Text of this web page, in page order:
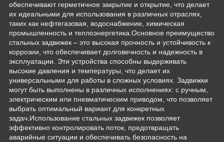
обеспечивают герметичное закрытие и открытие, что делает
их идеальными для использования в различных отраслях,
таких как нефтегазовая, водоснабжение, химическая
промышленность и теплоэнергетика.Основное преимущество
стальных задвижек – это высокая прочность и устойчивость к
коррозии, что обеспечивает долговечность и надежность в
эксплуатации. Эти устройства способны выдерживать
высокие давления и температуры, что делает их
универсальными для работы в сложных условиях. Задвижки
могут быть выполнены в различных исполнениях: с ручным,
электрическим или пневматическим приводом, что позволяет
выбрать оптимальный вариант для конкретных
задач.Использование стальных задвижек позволяет
эффективно контролировать поток, предотвращать
аварийные ситуации и обеспечивать безопасность на